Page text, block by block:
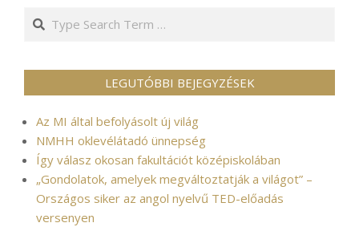
Search
LEGUTÓBBI BEJEGYZÉSEK
Az MI által befolyásolt új világ
NMHH oklevélátadó ünnepség
Így válasz okosan fakultációt középiskolában
„Gondolatok, amelyek megváltoztatják a világot” –
Országos siker az angol nyelvű TED-előadás
versenyen